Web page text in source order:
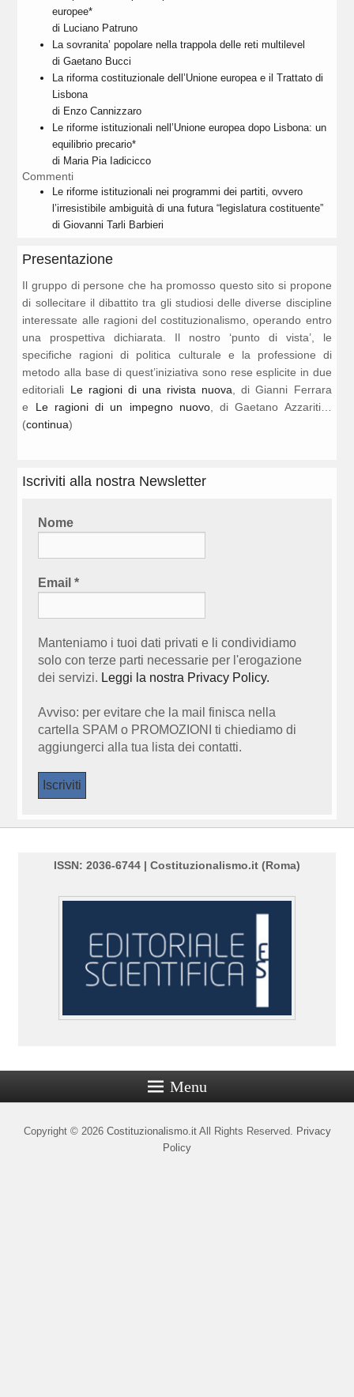
europee*
di Luciano Patruno
La sovranita’ popolare nella trappola delle reti multilevel
di Gaetano Bucci
La riforma costituzionale dell’Unione europea e il Trattato di
Lisbona
di Enzo Cannizzaro
Le riforme istituzionali nell’Unione europea dopo Lisbona: un
equilibrio precario*
di Maria Pia Iadicicco
Commenti
Le riforme istituzionali nei programmi dei partiti, ovvero
l’irresistibile ambiguità di una futura “legislatura costituente”
di Giovanni Tarli Barbieri
Presentazione
Il gruppo di persone che ha promosso questo sito si propone
di sollecitare il dibattito tra gli studiosi delle diverse discipline
interessate alle ragioni del costituzionalismo, operando entro
una prospettiva dichiarata. Il nostro ‘punto di vista’, le
specifiche ragioni di politica culturale e la professione di
metodo alla base di quest’iniziativa sono rese esplicite in due
editoriali Le ragioni di una rivista nuova , di Gianni Ferrara
e Le ragioni di un impegno nuovo, di Gaetano Azzariti…
(continua)
Iscriviti alla nostra Newsletter
Nome
Email*
Manteniamo i tuoi dati privati e li condividiamo
solo con terze parti necessarie per l'erogazione
dei servizi. Leggi la nostra Privacy Policy.
Avviso: per evitare che la mail finisca nella
cartella SPAM o PROMOZIONI ti chiediamo di
aggiungerci alla tua lista dei contatti.
ISSN: 2036-6744 | Costituzionalismo.it (Roma)
Menu
Copyright © 2026 Costituzionalismo.itAll Rights Reserved. Privacy
Policy